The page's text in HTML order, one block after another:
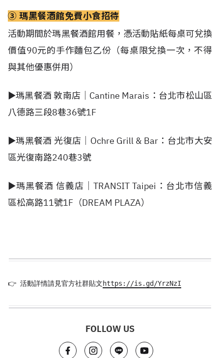
③ 瑪黑餐酒館免費小食招待
活動期間於瑪黑餐酒館用餐，憑活動貼紙每桌可兌換
價值90元的手作麵包乙份（每桌限兌換一次，不得
與其他優惠併用）
►瑪黑餐酒 敦南店｜Cantine Marais：台北市松山區
八德路三段8巷36號1F
►瑪黑餐酒 光復店｜Ochre Grill & Bar：台北市大安
區光復南路240巷3號
►瑪黑餐酒 信義店｜TRANSIT Taipei：台北市信義
區松高路11號1F（DREAM PLAZA）
👉 活動詳情請見官方社群貼文https://is.gd/YrzNzI
FOLLOW US